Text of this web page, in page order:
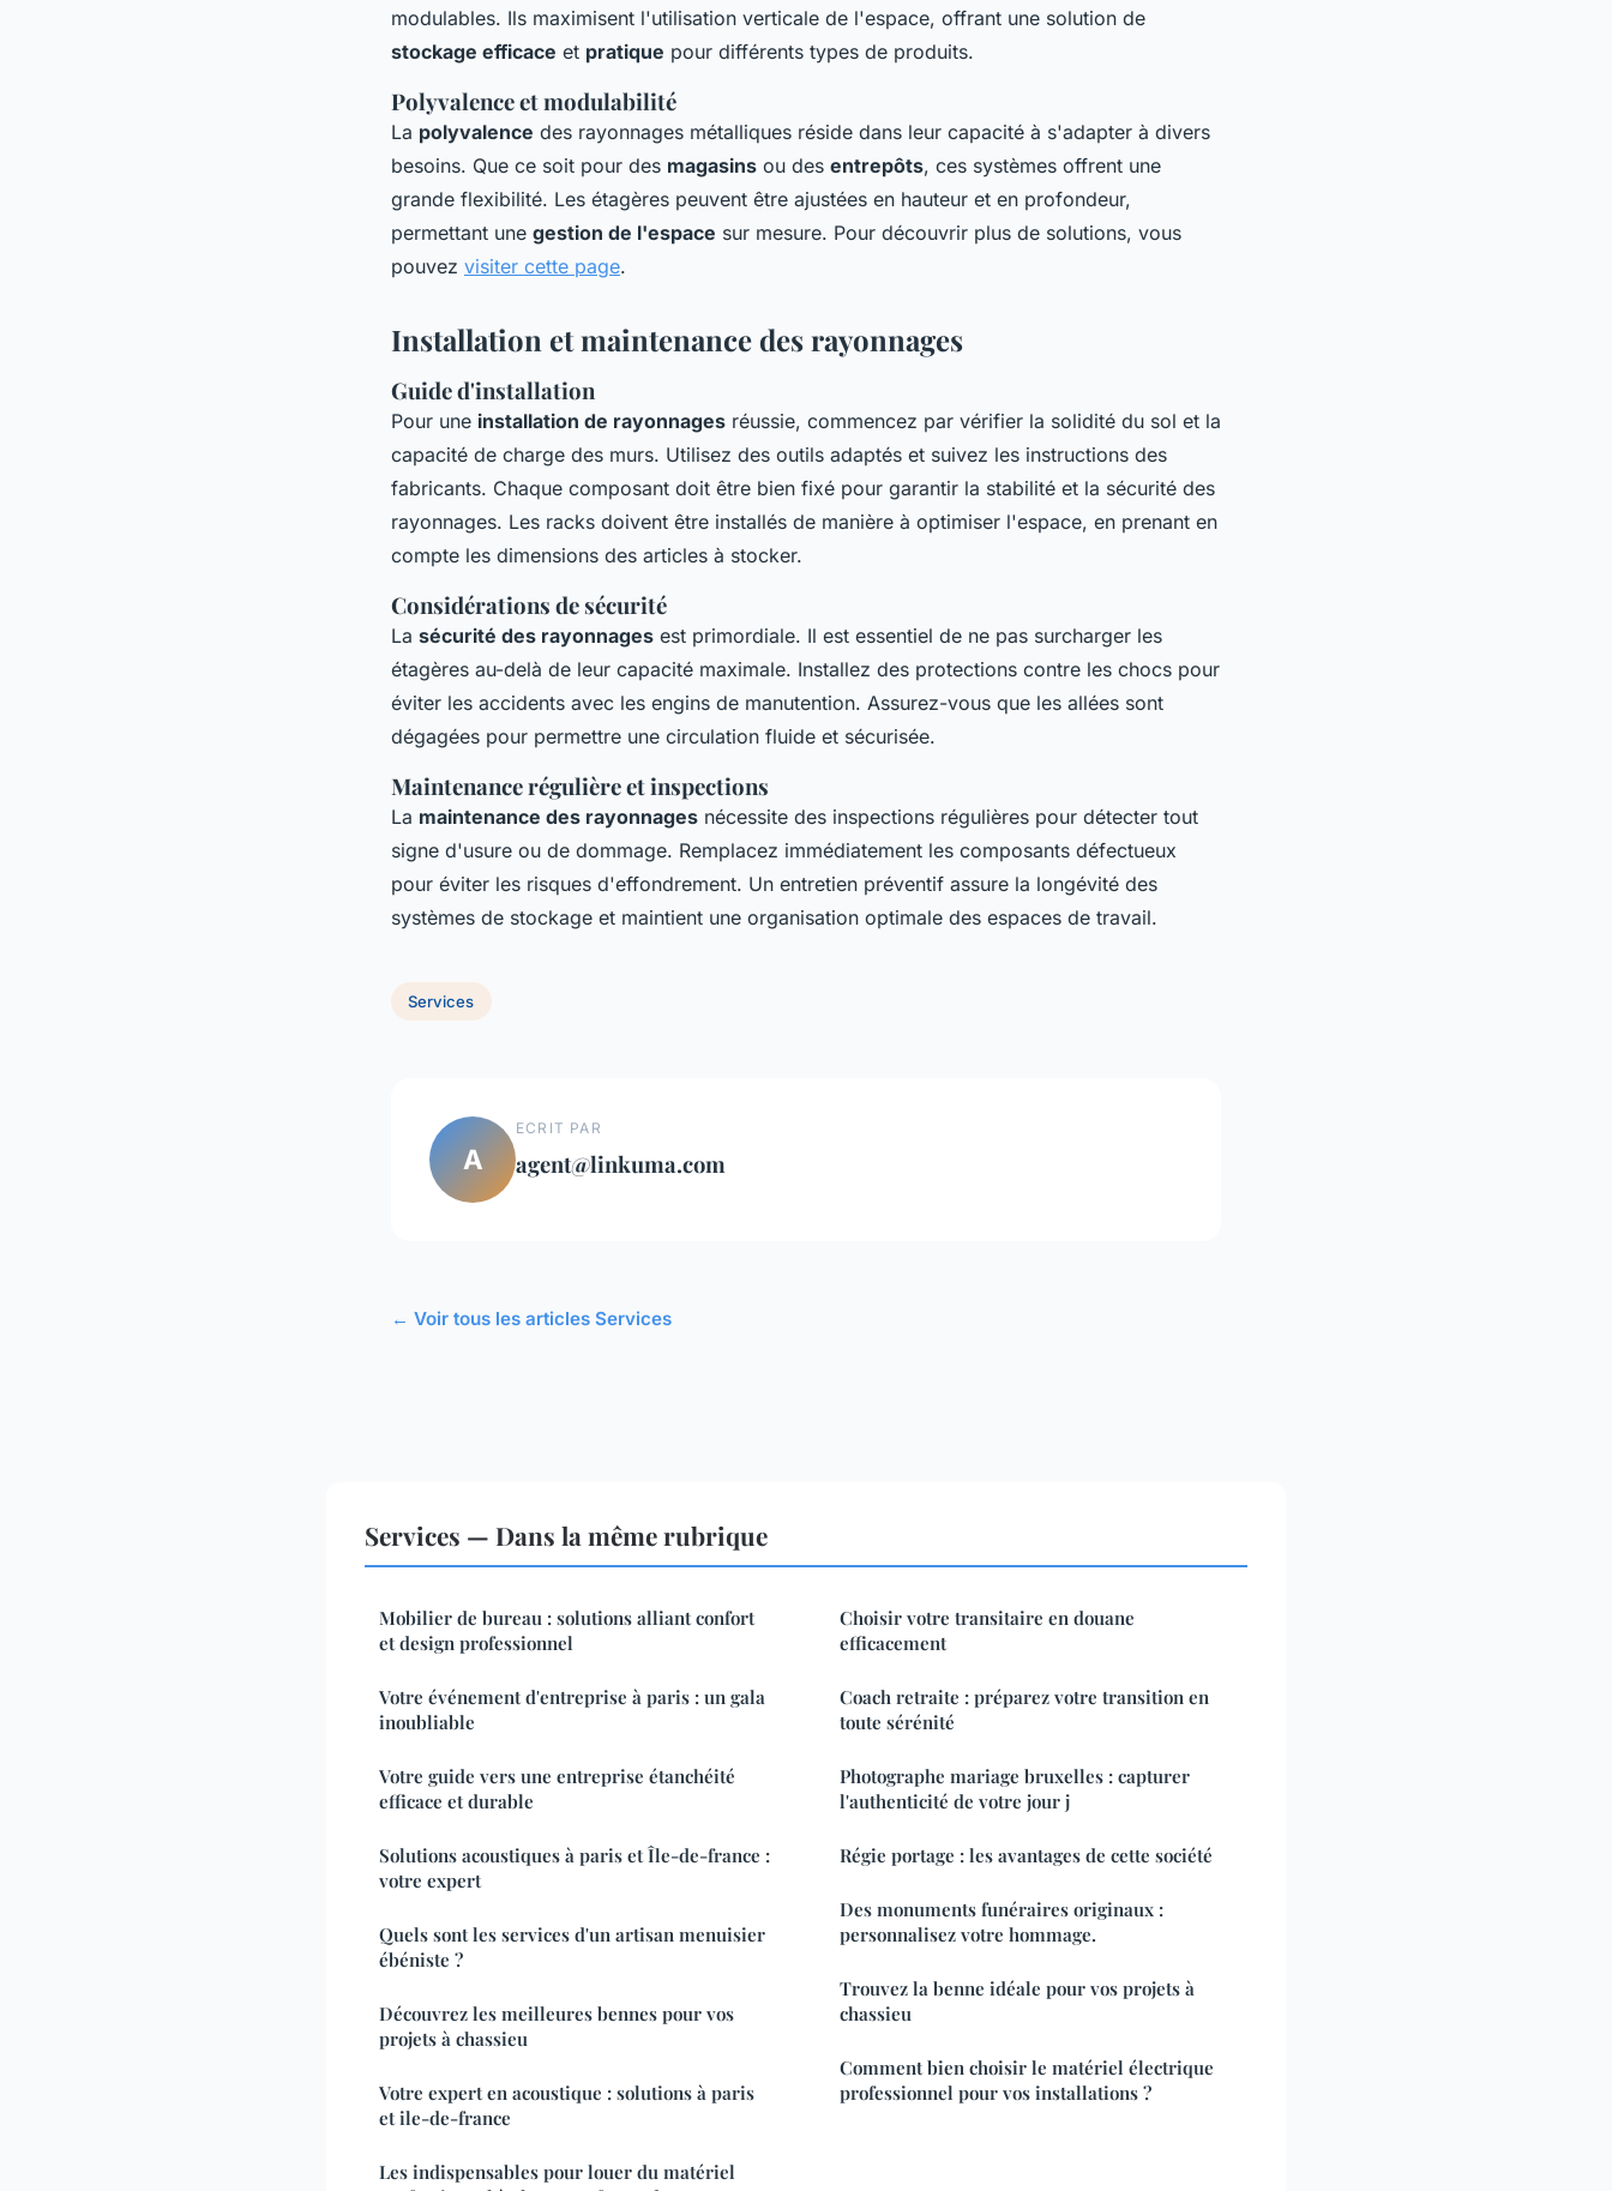
modulables. Ils maximisent l'utilisation verticale de l'espace, offrant une solution de
stockage efficace et pratique pour différents types de produits.
Polyvalence et modulabilité
La polyvalence des rayonnages métalliques réside dans leur capacité à s'adapter à divers
besoins. Que ce soit pour des magasins ou des entrepôts, ces systèmes offrent une
grande flexibilité. Les étagères peuvent être ajustées en hauteur et en profondeur,
permettant une gestion de l'espace sur mesure. Pour découvrir plus de solutions, vous
pouvez visiter cette page.
Installation et maintenance des rayonnages
Guide d'installation
Pour une installation de rayonnages réussie, commencez par vérifier la solidité du sol et la
capacité de charge des murs. Utilisez des outils adaptés et suivez les instructions des
fabricants. Chaque composant doit être bien fixé pour garantir la stabilité et la sécurité des
rayonnages. Les racks doivent être installés de manière à optimiser l'espace, en prenant en
compte les dimensions des articles à stocker.
Considérations de sécurité
La sécurité des rayonnages est primordiale. Il est essentiel de ne pas surcharger les
étagères au-delà de leur capacité maximale. Installez des protections contre les chocs pour
éviter les accidents avec les engins de manutention. Assurez-vous que les allées sont
dégagées pour permettre une circulation fluide et sécurisée.
Maintenance régulière et inspections
La maintenance des rayonnages nécessite des inspections régulières pour détecter tout
signe d'usure ou de dommage. Remplacez immédiatement les composants défectueux
pour éviter les risques d'effondrement. Un entretien préventif assure la longévité des
systèmes de stockage et maintient une organisation optimale des espaces de travail.
Services
A
ECRIT PAR
agent@linkuma.com
← Voir tous les articles Services
Services — Dans la même rubrique
Mobilier de bureau : solutions alliant confort
et design professionnel
Votre événement d'entreprise à paris : un gala
inoubliable
Votre guide vers une entreprise étanchéité
efficace et durable
Solutions acoustiques à paris et Île-de-france :
votre expert
Quels sont les services d'un artisan menuisier
ébéniste ?
Découvrez les meilleures bennes pour vos
projets à chassieu
Votre expert en acoustique : solutions à paris
et ile-de-france
Les indispensables pour louer du matériel
Choisir votre transitaire en douane
efficacement
Coach retraite : préparez votre transition en
toute sérénité
Photographe mariage bruxelles : capturer
l'authenticité de votre jour j
Régie portage : les avantages de cette société
Des monuments funéraires originaux :
personnalisez votre hommage.
Trouvez la benne idéale pour vos projets à
chassieu
Comment bien choisir le matériel électrique
professionnel pour vos installations ?